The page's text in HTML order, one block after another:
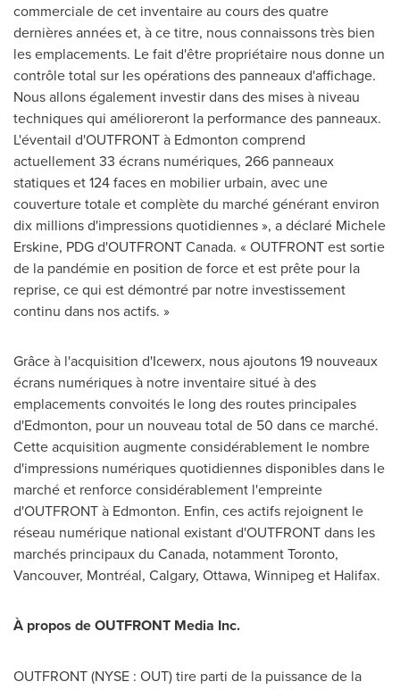
commerciale de cet inventaire au cours des quatre
dernières années et, à ce titre, nous connaissons très bien
les emplacements. Le fait d'être propriétaire nous donne un
contrôle total sur les opérations des panneaux d'affichage.
Nous allons également investir dans des mises à niveau
techniques qui amélioreront la performance des panneaux.
L'éventail d'OUTFRONT à Edmonton comprend
actuellement 33 écrans numériques, 266 panneaux
statiques et 124 faces en mobilier urbain, avec une
couverture totale et complète du marché générant environ
dix millions d'impressions quotidiennes », a déclaré Michele
Erskine, PDG d'OUTFRONT Canada. « OUTFRONT est sortie
de la pandémie en position de force et est prête pour la
reprise, ce qui est démontré par notre investissement
continu dans nos actifs. »
Grâce à l'acquisition d'Icewerx, nous ajoutons 19 nouveaux
écrans numériques à notre inventaire situé à des
emplacements convoités le long des routes principales
d'Edmonton, pour un nouveau total de 50 dans ce marché.
Cette acquisition augmente considérablement le nombre
d'impressions numériques quotidiennes disponibles dans le
marché et renforce considérablement l'empreinte
d'OUTFRONT à Edmonton. Enfin, ces actifs rejoignent le
réseau numérique national existant d'OUTFRONT dans les
marchés principaux du Canada, notammentToronto,
Vancouver, Montréal, Calgary, Ottawa, Winnipeg et Halifax.
À propos deOUTFRONT Media Inc.
OUTFRONT (NYSE : OUT) tire parti de la puissance de la